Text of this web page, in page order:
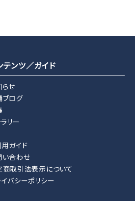
テンツ／ガイド
らせ
ブログ
リー
ガイド
い合わせ
商取引法表示について
バシーポリシー